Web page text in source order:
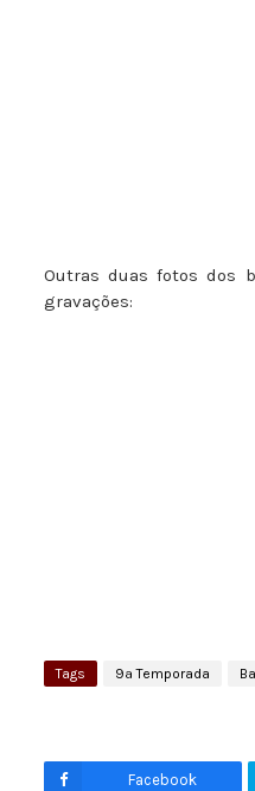
Outras duas fotos dos
gravações:
Tags 9ª Temporada
Facebook